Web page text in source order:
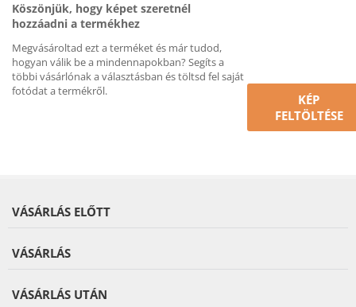
Köszönjük, hogy képet szeretnél
hozzáadni a termékhez
Megvásároltad ezt a terméket és már tudod,
hogyan válik be a mindennapokban? Segíts a
többi vásárlónak a választásban és töltsd fel saját
fotódat a termékről.
KÉP
FELTÖLTÉSE
VÁSÁRLÁS ELŐTT
VÁSÁRLÁS
VÁSÁRLÁS UTÁN